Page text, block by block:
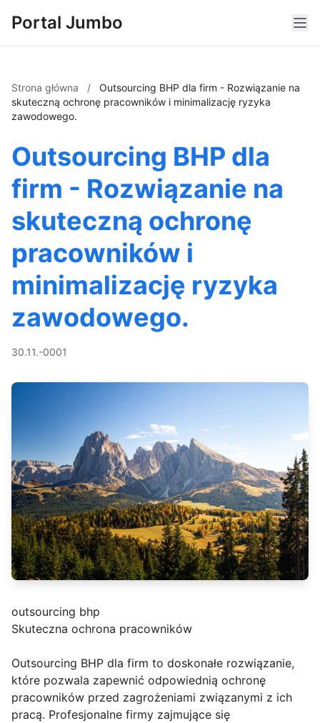
Portal Jumbo
Strona główna /
Outsourcing BHP dla firm - Rozwiązanie na
skuteczną ochronę pracowników i minimalizację ryzyka
zawodowego.
Outsourcing BHP dla
firm - Rozwiązanie na
skuteczną ochronę
pracowników i
minimalizację ryzyka
zawodowego.
30.11.-0001
outsourcing bhp
Skuteczna ochrona pracowników
Outsourcing BHP dla firm to doskonałe rozwiązanie,
które pozwala zapewnić odpowiednią ochronę
pracowników przed zagrożeniami związanymi z ich
pracą. Profesjonalne firmy zajmujące się